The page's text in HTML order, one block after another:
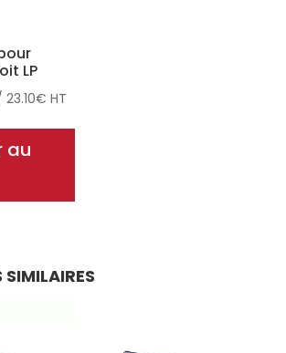
LP
23.10€ HT
au